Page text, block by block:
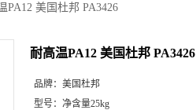
PA12 美国杜邦 PA3426
耐高温PA12 美国杜邦 PA3426
品牌： 美国杜邦
型号： 净含量25kg